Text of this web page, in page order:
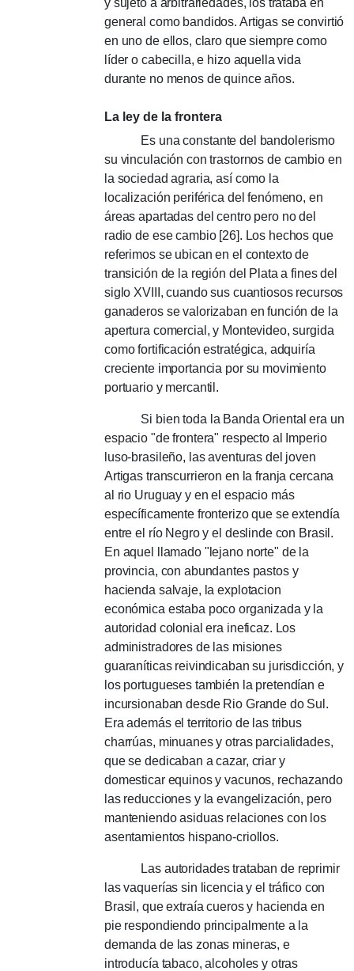
y sujeto a arbitrariedades, los trataba en
general como bandidos. Artigas se convirtió
en uno de ellos, claro que siempre como
líder o cabecilla, e hizo aquella vida
durante no menos de quince años.
La ley de la frontera
Es una constante del bandolerismo
su vinculación con trastornos de cambio en
la sociedad agraria, así como la
localización periférica del fenómeno, en
áreas apartadas del centro pero no del
radio de ese cambio [26]. Los hechos que
referimos se ubican en el contexto de
transición de la región del Plata a fines del
siglo XVIII, cuando sus cuantiosos recursos
ganaderos se valorizaban en función de la
apertura comercial, y Montevideo, surgida
como fortificación estratégica, adquiría
creciente importancia por su movimiento
portuario y mercantil.
Si bien toda la Banda Oriental era un
espacio "de frontera" respecto al Imperio
luso-brasileño, las aventuras del joven
Artigas transcurrieron en la franja cercana
al rio Uruguay y en el espacio más
específicamente fronterizo que se extendía
entre el río Negro y el deslinde con Brasil.
En aquel llamado "lejano norte" de la
provincia, con abundantes pastos y
hacienda salvaje, la explotacion
económica estaba poco organizada y la
autoridad colonial era ineficaz. Los
administradores de las misiones
guaraníticas reivindicaban su jurisdicción, y
los portugueses también la pretendían e
incursionaban desde Rio Grande do Sul.
Era además el territorio de las tribus
charrúas, minuanes y otras parcialidades,
que se dedicaban a cazar, criar y
domesticar equinos y vacunos, rechazando
las reducciones y la evangelización, pero
manteniendo asiduas relaciones con los
asentamientos hispano-criollos.
Las autoridades trataban de reprimir
las vaquerías sin licencia y el tráfico con
Brasil, que extraía cueros y hacienda en
pie respondiendo principalmente a la
demanda de las zonas mineras, e
introducía tabaco, alcoholes y otras